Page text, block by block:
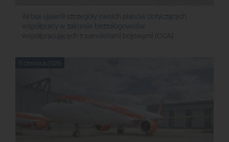
Airbus ujawnił szczegóły swoich planów dotyczących
współpracy w zakresie bezzałogowców
współpracujących z samolotami bojowymi (CCA).
11 czerwca 2026